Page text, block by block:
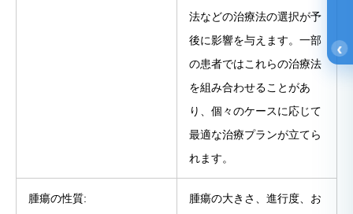
法などの治療法の選択が予
後に影響を与えます。一部
の患者ではこれらの治療法
を組み合わせることがあ
り、個々のケースに応じて
最適な治療プランが立てら
れます。
腫瘍の性質:
腫瘍の大きさ、進行度、お
‹